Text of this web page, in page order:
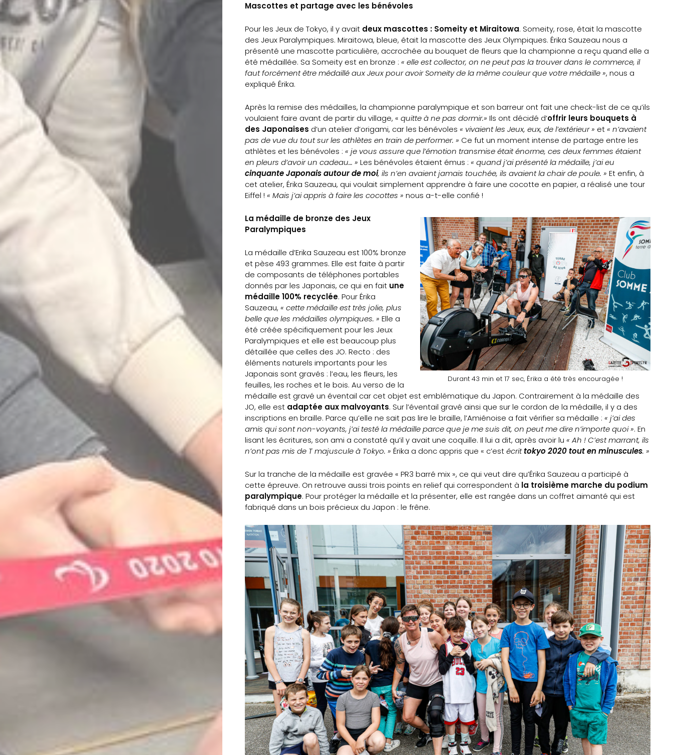
Actus
Le
projet
Gazette
Sports
Éducation
aux
médias
Formation
S’inscrire
la
newsletter
Nos
Partenaires
Mentions
légales
Contact
Search
Mascottes et partage avec les bénévoles
Pour les Jeux de Tokyo, il y avait deux mascottes : Someity et Miraitowa. Someity, rose, était la mascotte
des Jeux Paralympiques. Miraitowa, bleue, était la mascotte des Jeux Olympiques. Érika Sauzeau nous a
présenté une mascotte particulière, accrochée au bouquet de fleurs que la championne a reçu quand elle a
été médaillée. Sa Someity est en bronze : « elle est collector, on ne peut pas la trouver dans le commerce, il
faut forcément être médaillé aux Jeux pour avoir Someity de la même couleur que votre médaille », nous a
expliqué Érika.
Après la remise des médailles, la championne paralympique et son barreur ont fait une check-list de ce qu’ils
voulaient faire avant de partir du village, « quitte à ne pas dormir.» Ils ont décidé d’offrir leurs bouquets à
des Japonaises d’un atelier d’origami, car les bénévoles « vivaient les Jeux, eux, de l’extérieur » et« n’avaient
pas de vue du tout sur les athlètes en train de performer. » Ce fut un moment intense de partage entre les
athlètes et les bénévoles : « je vous assure que l’émotion transmise était énorme, ces deux femmes étaient
en pleurs d’avoir un cadeau… » Les bénévoles étaient émus : « quand j’ai présenté la médaille, j’ai eu
cinquante Japonais autour de moi, ils n’en avaient jamais touchée, ils avaient la chair de poule. » Et enfin, à
cet atelier, Érika Sauzeau, qui voulait simplement apprendre à faire une cocotte en papier, a réalisé une tour
Eiffel ! « Mais j’ai appris à faire les cocottes » nous a-t-elle confié !
Durant 43 min et 17 sec, Érika a été très encouragée !
La médaille de bronze des Jeux
Paralympiques
La médaille d’Erika Sauzeau est 100% bronze
et pèse 493 grammes. Elle est faite à partir
de composants de téléphones portables
donnés par les Japonais, ce qui en fait une
médaille 100% recyclée. Pour Érika
Sauzeau, « cette médaille est très jolie, plus
belle que les médailles olympiques. » Elle a
été créée spécifiquement pour les Jeux
Paralympiques et elle est beaucoup plus
détaillée que celles des JO. Recto : des
éléments naturels importants pour les
Japonais sont gravés : l’eau, les fleurs, les
feuilles, les roches et le bois. Au verso de la
médaille est gravé un éventail car cet objet est emblématique du Japon. Contrairement à la médaille des
JO, elle est adaptée aux malvoyants. Sur l’éventail gravé ainsi que sur le cordon de la médaille, il y a des
inscriptions en braille. Parce qu’elle ne sait pas lire le braille, l’Amiénoise a fait vérifier sa médaille : « j’ai des
amis qui sont non-voyants, j’ai testé la médaille parce que je me suis dit, on peut me dire n’importe quoi ». En
lisant les écritures, son ami a constaté qu’il y avait une coquille. Il lui a dit, après avoir lu « Ah ! C’est marrant, ils
n’ont pas mis de T majuscule à Tokyo. » Érika a donc appris que « c’estécrittokyo 2020 tout en minuscules. »
Sur la tranche de la médaille est gravée « PR3 barré mix », ce qui veut dire qu’Érika Sauzeau a participé à
cette épreuve. On retrouve aussi trois points en relief qui correspondent à la troisième marche du podium
paralympique. Pour protéger la médaille et la présenter, elle est rangée dans un coffret aimanté qui est
fabriqué dans un bois précieux du Japon : le frêne.